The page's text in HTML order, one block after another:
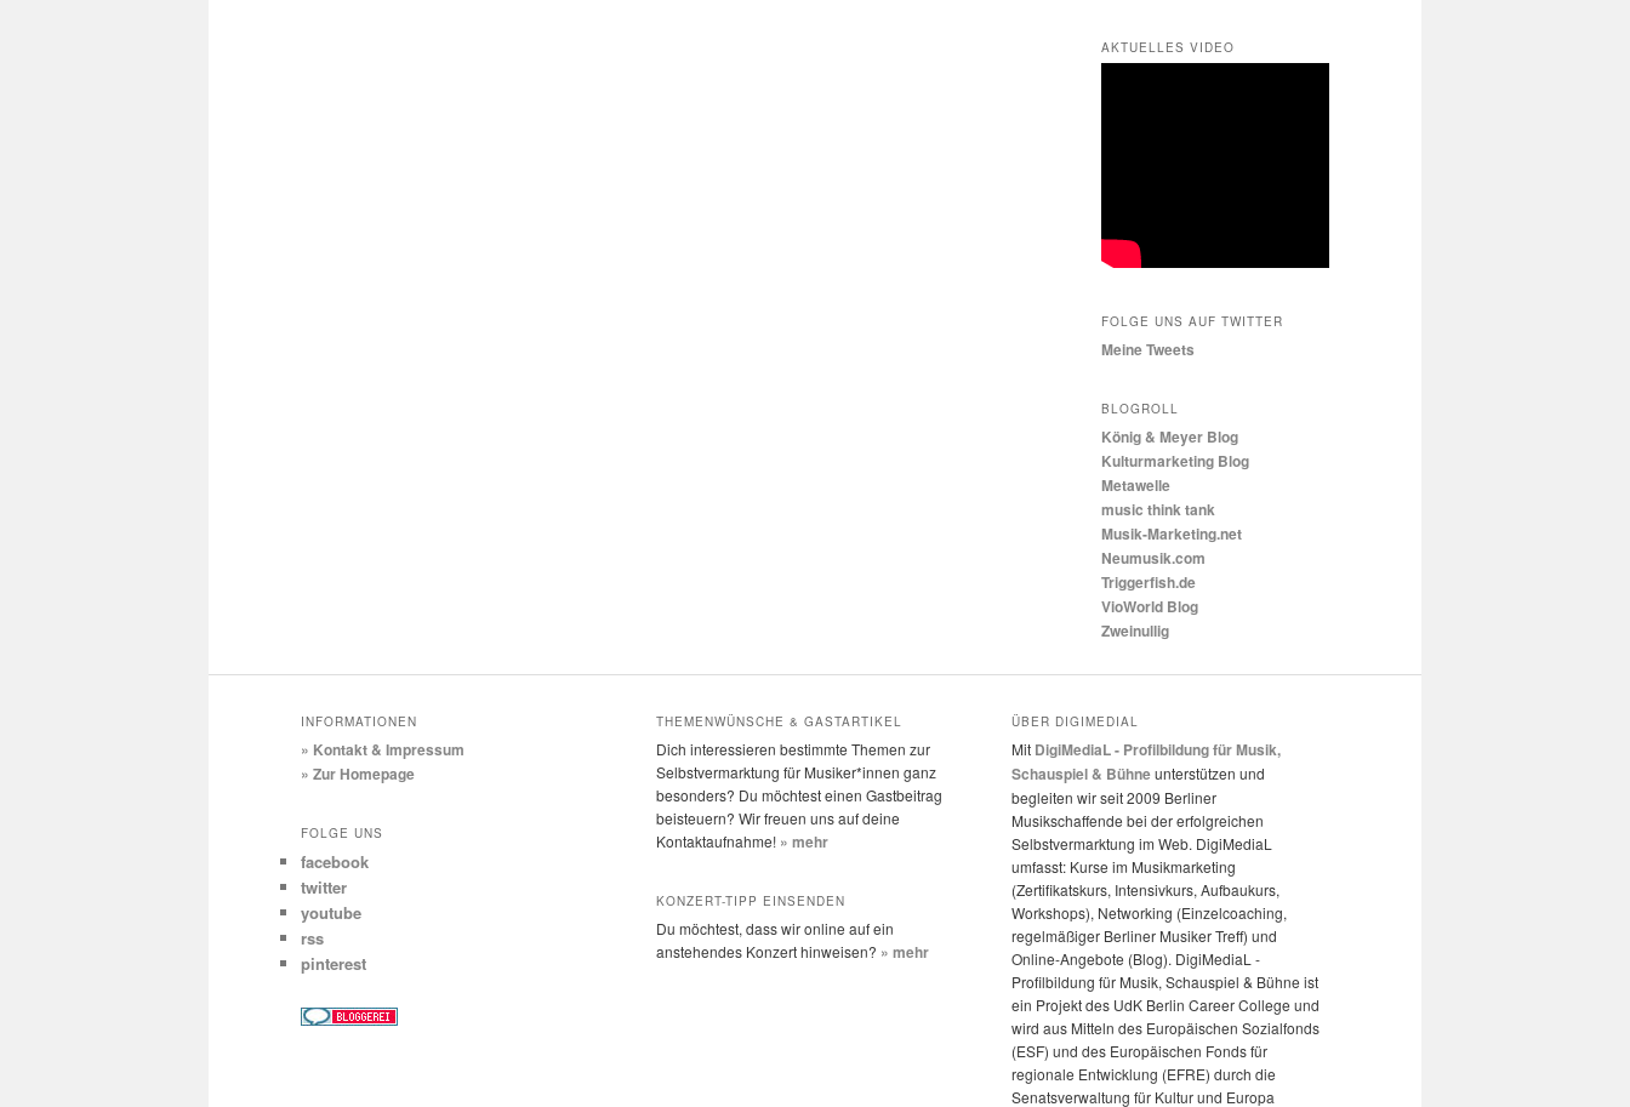
AKTUELLES VIDEO
FOLGE UNS AUF TWITTER
Meine Tweets
BLOGROLL
König & Meyer Blog
Kulturmarketing Blog
Metawelle
music think tank
Musik-Marketing.net
Neumusik.com
Triggerfish.de
VioWorld Blog
Zweinullig
INFORMATIONEN
» Kontakt & Impressum
» Zur Homepage
FOLGE UNS
facebook
twitter
youtube
rss
pinterest
THEMENWÜNSCHE & GASTARTIKEL
Dich interessieren bestimmte Themen zur
Selbstvermarktung für Musiker*innen ganz
besonders? Du möchtest einen Gastbeitrag
beisteuern? Wir freuen uns auf deine
Kontaktaufnahme! » mehr
KONZERT-TIPP EINSENDEN
Du möchtest, dass wir online auf ein
anstehendes Konzert hinweisen? » mehr
ÜBER DIGIMEDIAL
Mit DigiMediaL - Profilbildung für Musik,
Schauspiel & Bühneunterstützen und
begleiten wir seit 2009 Berliner
Musikschaffende bei der erfolgreichen
Selbstvermarktung im Web. DigiMediaL
umfasst: Kurse im Musikmarketing
(Zertifikatskurs, Intensivkurs, Aufbaukurs,
Workshops), Networking (Einzelcoaching,
regelmäßiger Berliner Musiker Treff) und
Online-Angebote (Blog). DigiMediaL -
Profilbildung für Musik, Schauspiel & Bühne ist
ein Projekt des UdK Berlin Career College und
wird aus Mitteln des Europäischen Sozialfonds
(ESF) und des Europäischen Fonds für
regionale Entwicklung (EFRE) durch die
Senatsverwaltung für Kultur und Europa